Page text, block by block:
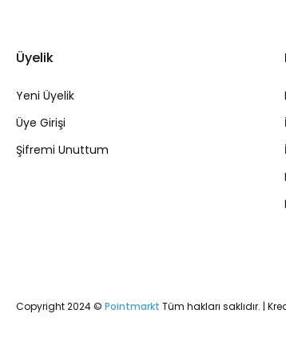
Üyelik
Yeni Üyelik
Üye Girişi
Şifremi Unuttum
Copyright 2024 © Pointmarkt Tüm hakları saklıdır. |